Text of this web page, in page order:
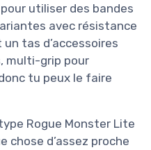
utiliser des bandes
avec résistance
tas d’accessoires
multi-grip pour
tu peux le faire
Rogue Monster Lite
chose d’assez proche